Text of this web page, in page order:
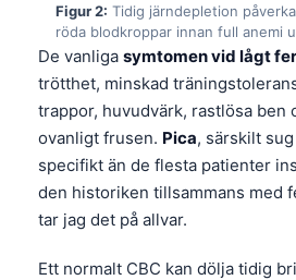
Figur 2: Tidig järndepletion
röda blodkroppar innan full anemi
De vanliga symtomen vid lågt
trötthet, minskad
trappor, huvudvärk, rastlösa ben
ovanligt frusen. Pica, särskilt
specifikt än de flesta patienter
den historiken tillsammans med
tar jag det på allvar.
Ett normalt CBC kan dölja tidig